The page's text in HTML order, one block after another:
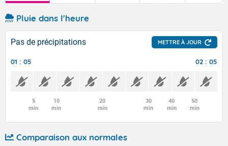
Pluie dans l'heure
Pas de précipitations METTRE À JOUR
01 : 05 02 : 05
5
min
10
min
20
min
30
min
40
min
50
min
Comparaison aux normales